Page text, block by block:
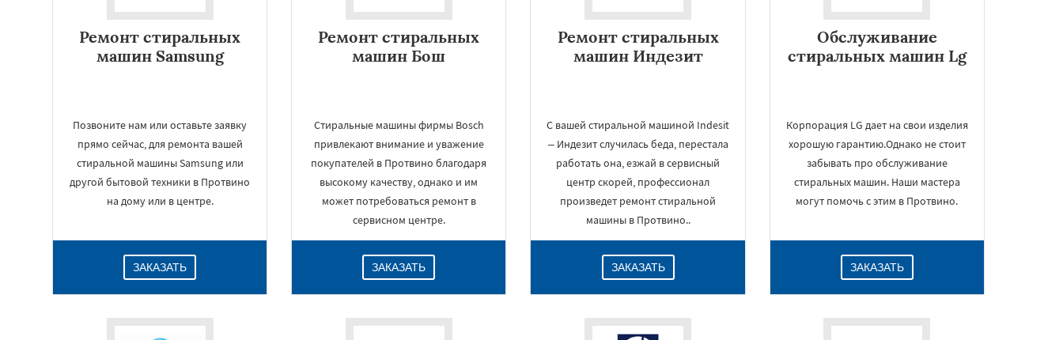
Ремонт стиральных
машин Samsung
Позвоните нам или оставьте заявку
прямо сейчас, для ремонта вашей
стиральной машины Samsung или
другой бытовой техники в Протвино
на дому или в центре.
ЗАКАЗАТЬ
Ремонт стиральных
машин Бош
Стиральные машины фирмы Bosch
привлекают внимание и уважение
покупателей в Протвино благодаря
высокому качеству, однако и им
может потребоваться ремонт в
сервисном центре.
ЗАКАЗАТЬ
Ремонт стиральных
машин Индезит
С вашей стиральной машиной Indesit
– Индезит случилась беда, перестала
работать она, езжай в сервисный
центр скорей, профессионал
произведет ремонт стиральной
машины в Протвино..
ЗАКАЗАТЬ
Обслуживание
стиральных машин Lg
Корпорация LG дает на свои изделия
хорошую гарантию.Однако не стоит
забывать про обслуживание
стиральных машин. Наши мастера
могут помочь с этим в Протвино.
ЗАКАЗАТЬ